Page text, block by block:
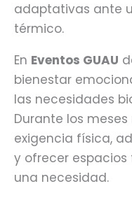
adaptativas ante
térmico.
En Eventos GUAU
bienestar
las necesidades
Durante los
exigencia física,
y ofrecer espacios
una necesidad.